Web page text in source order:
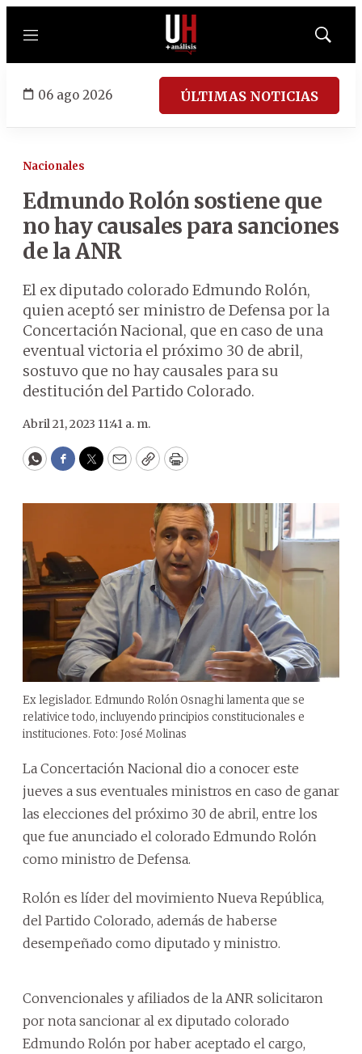
Menú
Mostrar
06 ago 2026 ÚLTIMAS NOTICIAS
Nacionales
Edmundo Rolón sostiene que
no hay causales para sanciones
de la ANR
El ex diputado colorado Edmundo Rolón,
quien aceptó ser ministro de Defensa por la
Concertación Nacional, que en caso de una
eventual victoria el próximo 30 de abril,
sostuvo que no hay causales para su
destitución del Partido Colorado.
Abril 21, 2023 11:41 a. m.
WhatsApp
Facebook
Twitter
EmailCopyPrint
Ex legislador. Edmundo Rolón Osnaghi lamenta que se
relativice todo, incluyendo principios constitucionales e
instituciones. Foto: José Molinas
La Concertación Nacional dio a conocer este
jueves a sus eventuales ministros en caso de ganar
las elecciones del próximo 30 de abril, entre los
que fue anunciado el colorado Edmundo Rolón
como ministro de Defensa.
Rolón es líder del movimiento Nueva República,
del Partido Colorado, además de haberse
desempeñado como diputado y ministro.
Convencionales y afiliados de la ANR solicitaron
por nota sancionar al ex diputado colorado
Edmundo Rolón por haber aceptado el cargo,